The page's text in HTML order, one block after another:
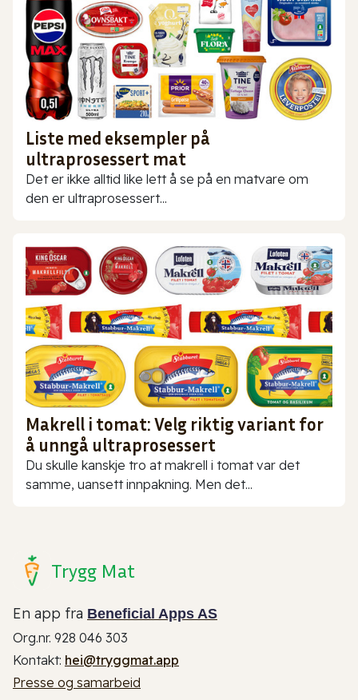
Liste med eksempler på
ultraprosessert mat
Det er ikke alltid like lett å se på en matvare om
den er ultraprosessert...
Makrell i tomat: Velg riktig variant for
å unngå ultraprosessert
Du skulle kanskje tro at makrell i tomat var det
samme, uansett innpakning. Men det...
Trygg Mat
En app fra Beneficial Apps AS
Org.nr. 928 046 303
Kontakt: hei@tryggmat.app
Presse og samarbeid